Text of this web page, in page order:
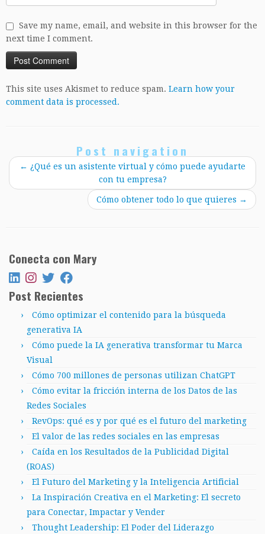
Save my name, email, and website in this browser for the
next time I comment.
This site uses Akismet to reduce spam. Learn how your
comment data is processed.
Post navigation
← ¿Qué es un asistente virtual y cómo puede ayudarte
con tu empresa?
Cómo obtener todo lo que quieres →
Conecta con Mary
Post Recientes
Cómo optimizar el contenido para la búsqueda
generativa IA
Cómo puede la IA generativa transformar tu Marca
Visual
Cómo 700 millones de personas utilizan ChatGPT
Cómo evitar la fricción interna de los Datos de las
Redes Sociales
RevOps: qué es y por qué es el futuro del marketing
El valor de las redes sociales en las empresas
Caída en los Resultados de la Publicidad Digital
(ROAS)
El Futuro del Marketing y la Inteligencia Artificial
La Inspiración Creativa en el Marketing: El secreto
para Conectar, Impactar y Vender
Thought Leadership: El Poder del Liderazgo